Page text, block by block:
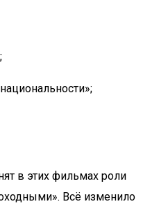
в этих фильмах роли
Всё изменило